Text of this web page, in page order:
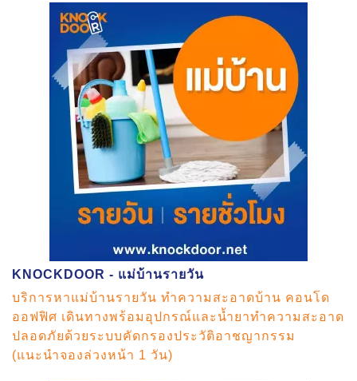
KNOCKDOOR - แม่บ้านรายวัน
บริการหาแม่บ้านรายวัน ทำความสะอาดบ้าน คอนโด
ออฟฟิศ เดินทางพร้อมอุปกรณ์และน้ำยาทำความสะอาด
ปลอดภัยด้วยระบบคัดกรองประวัติอาชญากรรม
(แนะนำจองล่วงหน้า 1 วัน)